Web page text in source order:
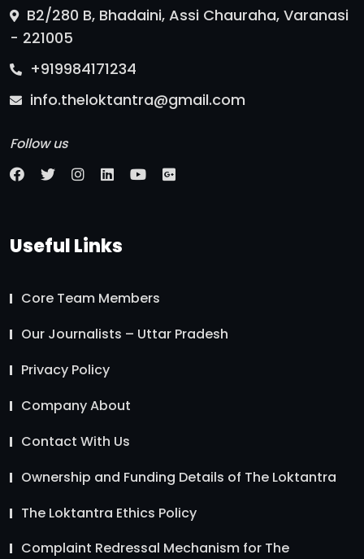
B2/280 B, Bhadaini, Assi Chauraha, Varanasi
- 221005
+919984171234
info.theloktantra@gmail.com
Follow us
Useful Links
Core Team Members
Our Journalists – Uttar Pradesh
Privacy Policy
Company About
Contact With Us
Ownership and Funding Details of The Loktantra
The Loktantra Ethics Policy
Complaint Redressal Mechanism for The